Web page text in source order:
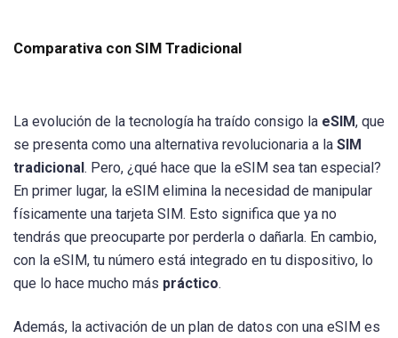
Comparativa con SIM Tradicional
La evolución de la tecnología ha traído consigo la eSIM, que
se presenta como una alternativa revolucionaria a la SIM
tradicional. Pero, ¿qué hace que la eSIM sea tan especial?
En primer lugar, la eSIM elimina la necesidad de manipular
físicamente una tarjeta SIM. Esto significa que ya no
tendrás que preocuparte por perderla o dañarla. En cambio,
con la eSIM, tu número está integrado en tu dispositivo, lo
que lo hace mucho más práctico.
Además, la activación de un plan de datos con una eSIM es